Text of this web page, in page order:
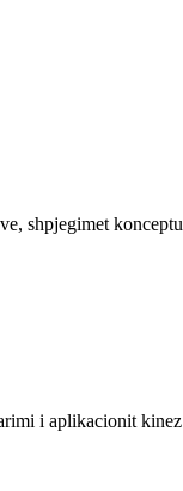
shpjegimet
i aplikacionit